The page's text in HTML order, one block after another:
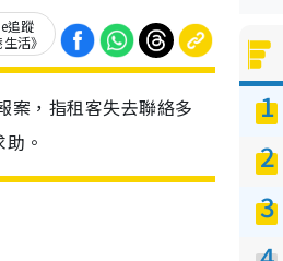
追蹤
活》
案，指租客失去聯絡多
。
1
2
3